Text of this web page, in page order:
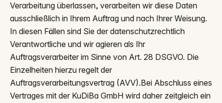
Verarbeitung überlassen, verarbeiten wir diese Daten
ausschließlich in Ihrem Auftrag und nach Ihrer Weisung.
In diesen Fällen sind Sie der datenschutzrechtlich
Verantwortliche und wir agieren als Ihr
Auftragsverarbeiter im Sinne von Art. 28 DSGVO. Die
Einzelheiten hierzu regelt der
Auftragsverarbeitungsvertrag (AVV).Bei Abschluss eines
Vertrages mit der KuDiBa GmbH wird daher zeitgleich ein